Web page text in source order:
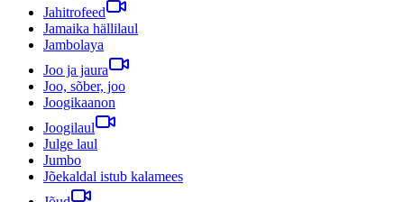
Jahitrofeed
Jamaika hällilaul
Jambolaya
Joo ja jaura
Joo, sõber, joo
Joogikaanon
Joogilaul
Julge laul
Jumbo
Jõekaldal istub kalamees